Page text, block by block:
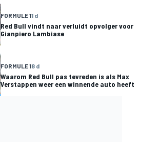
FORMULE 11 d
Red Bull vindt naar verluidt opvolger voor
Gianpiero Lambiase
FORMULE 18 d
Waarom Red Bull pas tevreden is als Max
Verstappen weer een winnende auto heeft